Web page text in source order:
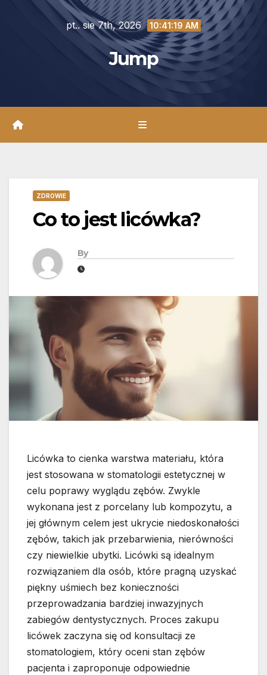
pt.. sie 7th, 2026 10:41:20 AM
Jump
ZDROWIE
Co to jest licówka?
By
Licówka to cienka warstwa materiału, która
jest stosowana w stomatologii estetycznej w
celu poprawy wyglądu zębów. Zwykle
wykonana jest z porcelany lub kompozytu, a
jej głównym celem jest ukrycie niedoskonałości
zębów, takich jak przebarwienia, nierówności
czy niewielkie ubytki. Licówki są idealnym
rozwiązaniem dla osób, które pragną uzyskać
piękny uśmiech bez konieczności
przeprowadzania bardziej inwazyjnych
zabiegów dentystycznych. Proces zakupu
licówek zaczyna się od konsultacji ze
stomatologiem, który oceni stan zębów
pacjenta i zaproponuje odpowiednie